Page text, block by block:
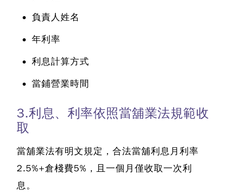
負責人姓名
年利率
利息計算方式
當鋪營業時間
3.利息、利率依照當舖業法規範收
取
當舖業法有明文規定，合法當舖利息月利率
2.5%+倉棧費5%，且一個月僅收取一次利
息。